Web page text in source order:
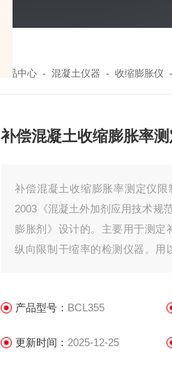
产品中心 -混凝土仪器 -收缩膨胀仪
补偿混凝土收缩膨胀率
补偿混凝土收缩膨胀率测定仪
2003《混凝土外加剂应用技术规
膨胀剂》设计的。主要用于测定
纵向限制干缩率的检测仪器。用
产品型号： BCL355
更新时间： 2025-12-25